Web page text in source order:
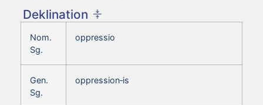
Deklination
Nom.
Sg.
oppressio
Gen.
Sg.
oppression‑is